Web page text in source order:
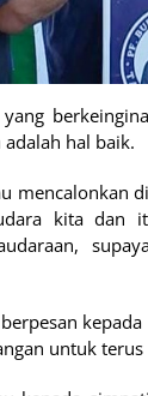
hal baik.
mencalonkan
kita dan
untuk terus